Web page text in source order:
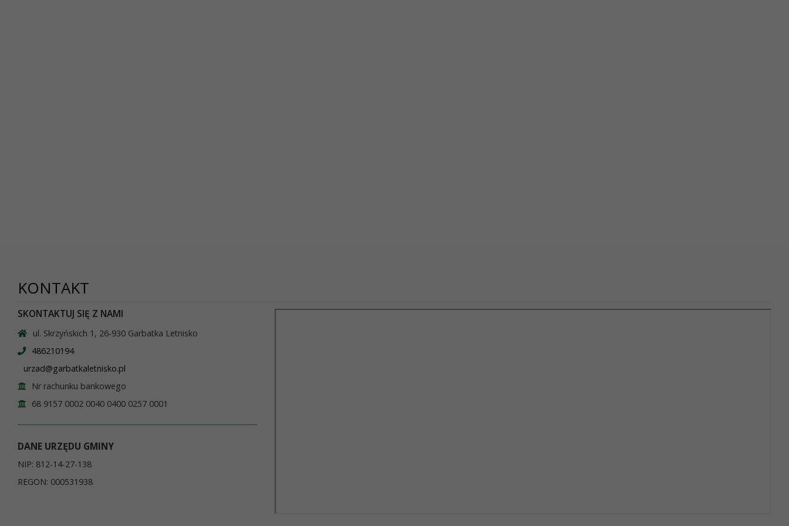
KONTAKT
SKONTAKTUJ SIĘ Z NAMI
ul. Skrzyńskich 1, 26-930 Garbatka Letnisko
486210194
urzad@garbatkaletnisko.pl
Nr rachunku bankowego
68 9157 0002 0040 0400 0257 0001
DANE URZĘDU GMINY
NIP: 812-14-27-138
REGON: 000531938